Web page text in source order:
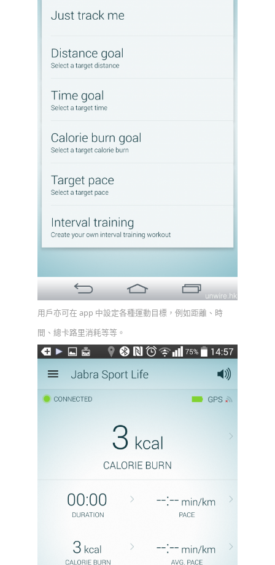
用戶亦可在 app 中設定各種運動目標，例如距離、時
間、總卡路里消耗等等。